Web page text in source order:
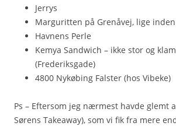
Jerrys
Marguritten på Grenåvej, lige
Havnens Perle
Kemya Sandwich – ikke stor og
(Frederiksgade)
4800 Nykøbing Falster (hos Vibeke)
Ps – Eftersom jeg nærmest havde glemt
Sørens Takeaway), som vi fik fra mere